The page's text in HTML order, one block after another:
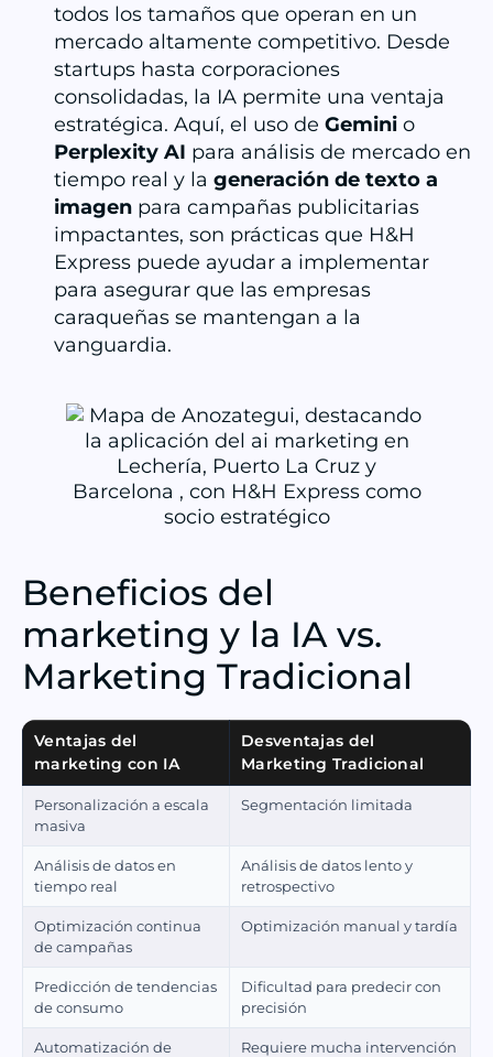
todos los tamaños que operan en un
mercado altamente competitivo. Desde
startups hasta corporaciones
consolidadas, la IA permite una ventaja
estratégica. Aquí, el uso de Gemini o
Perplexity AI para análisis de mercado en
tiempo real y la generación de texto a
imagenpara campañas publicitarias
impactantes, son prácticas que H&H
Express puede ayudar a implementar
para asegurar que las empresas
caraqueñas se mantengan a la
vanguardia.
Beneficios del
marketing y la IA vs.
Marketing Tradicional
Ventajas del
marketing con IA
Desventajas del
Marketing Tradicional
Personalización a escala
masiva
Segmentación limitada
Análisis de datos en
tiempo real
Análisis de datos lento y
retrospectivo
Optimización continua
de campañas
Optimización manual y tardía
Predicción de tendencias
de consumo
Dificultad para predecir con
precisión
Automatización de
Requiere mucha intervención